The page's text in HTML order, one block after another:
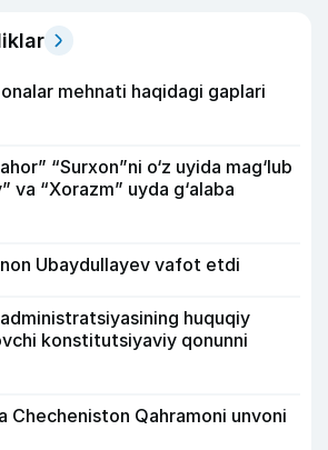
mehnati haqidagi gaplari
“Surxon”ni o‘z uyida mag‘lub
va “Xorazm” uyda g‘alaba
Ubaydullayev vafot etdi
huquqiy
konstitutsiyaviy qonunni
Checheniston Qahramoni unvoni